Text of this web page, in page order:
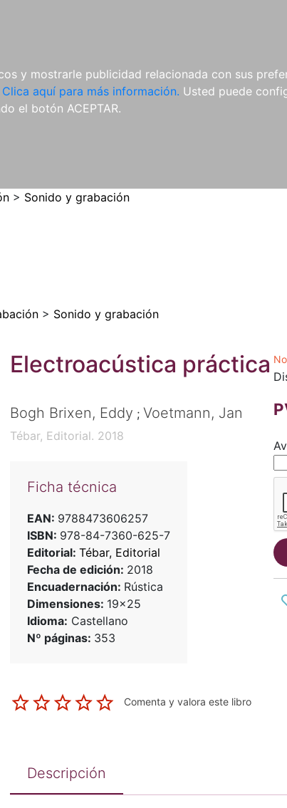
y mostrarle publicidad relacionada con sus
Clica aquí para más información. Usted puede
el botón ACEPTAR.
REVISTAS
CDS Y
DVDS
MATERIAL
COMPLEMENTARIO
> Sonido y grabación
> Sonido y grabación
Electroacústica práctica
Bogh Brixen, Eddy ; Voetmann, Jan
Tébar, Editorial. 2018
Ficha técnica
EAN: 9788473606257
ISBN: 978-84-7360-625-7
Editorial: Tébar, Editorial
Fecha de edición: 2018
Encuadernación: Rústica
Dimensiones: 19x25
Idioma: Castellano
Nº páginas: 353
Comenta y valora este libro
Descripción